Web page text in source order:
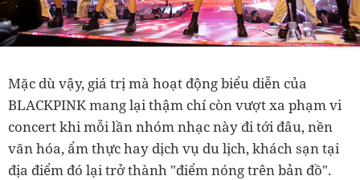
Mặc dù vậy, giá trị mà hoạt động biểu diễn của
BLACKPINK mang lại thậm chí còn vượt xa phạm vi
concert khi mỗi lần nhóm nhạc này đi tới đâu, nền
văn hóa, ẩm thực hay dịch vụ du lịch, khách sạn tại
địa điểm đó lại trở thành "điểm nóng trên bản đồ".